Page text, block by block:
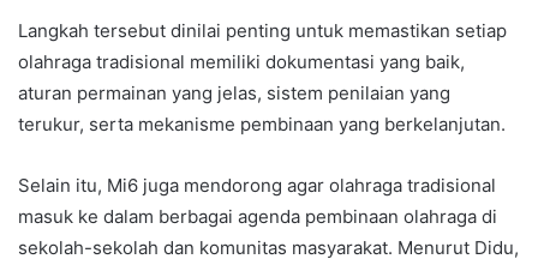
Langkah tersebut dinilai penting untuk memastikan setiap
olahraga tradisional memiliki dokumentasi yang baik,
aturan permainan yang jelas, sistem penilaian yang
terukur, serta mekanisme pembinaan yang berkelanjutan.
Selain itu, Mi6 juga mendorong agar olahraga tradisional
masuk ke dalam berbagai agenda pembinaan olahraga di
sekolah-sekolah dan komunitas masyarakat. Menurut Didu,